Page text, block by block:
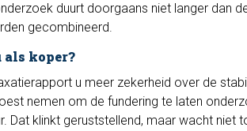
duurt doorgaans niet langer dan
gecombineerd.
als koper?
u meer zekerheid over de
nemen om de fundering te laten
Dat klinkt geruststellend, maar wacht niet